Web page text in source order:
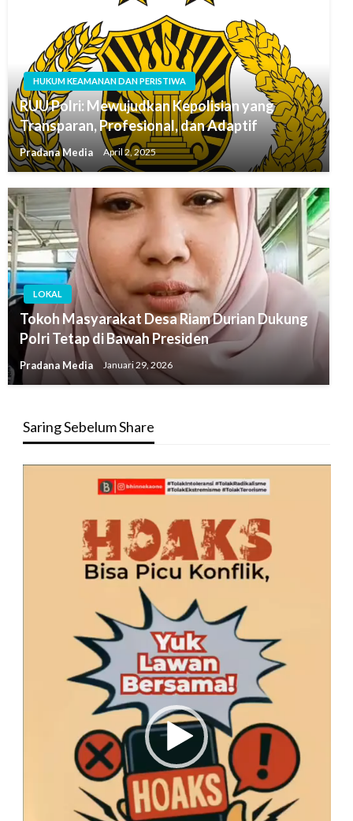
HUKUM KEAMANAN DAN PERISTIWA
RUU Polri: Mewujudkan Kepolisian yang
Transparan, Profesional, dan Adaptif
Pradana Media April 2, 2025
LOKAL
Tokoh Masyarakat Desa Riam Durian Dukung
Polri Tetap di Bawah Presiden
Pradana Media Januari 29, 2026
Saring Sebelum Share